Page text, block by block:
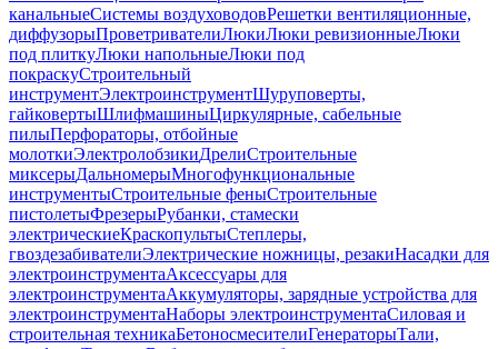
канальныеСистемы воздуховодовРешетки вентиляционные,
диффузорыПроветривателиЛюкиЛюки ревизионныеЛюки
под плиткуЛюки напольныеЛюки под
покраскуСтроительный
инструментЭлектроинструментШуруповерты,
гайковертыШлифмашиныЦиркулярные, сабельные
пилыПерфораторы, отбойные
молоткиЭлектролобзикиДрелиСтроительные
миксерыДальномерыМногофункциональные
инструментыСтроительные феныСтроительные
пистолетыФрезерыРубанки, стамески
электрическиеКраскопультыСтеплеры,
гвоздезабивателиЭлектрические ножницы, резакиНасадки для
электроинструментаАксессуары для
электроинструментаАккумуляторы, зарядные устройства для
электроинструментаНаборы электроинструментаСиловая и
строительная техникаБетоносмесителиГенераторыТали,